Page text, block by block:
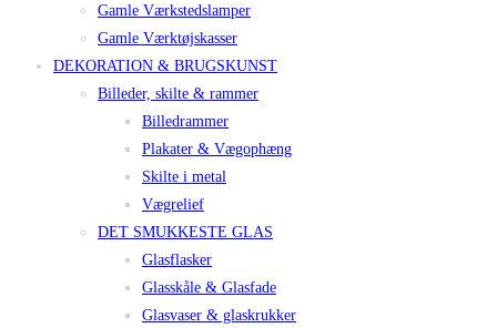
Gamle Værkstedslamper
Gamle Værktøjskasser
DEKORATION & BRUGSKUNST
Billeder, skilte & rammer
Billedrammer
Plakater & Vægophæng
Skilte i metal
Vægrelief
DET SMUKKESTE GLAS
Glasflasker
Glasskåle & Glasfade
Glasvaser & glaskrukker